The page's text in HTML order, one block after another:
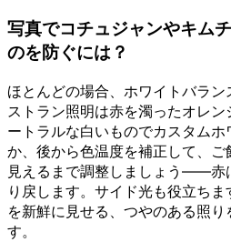
写真でコチュジャンやキム
のを防ぐには？
ほとんどの場合、ホワイトバラ
ストラン照明は赤を濁ったオレ
ートラルな白いものでカスタム
か、後から色温度を補正して、ご
見えるまで調整しましょう——赤
り戻します。サイド光も役立ち
を新鮮に見せる、つやのある照
す。